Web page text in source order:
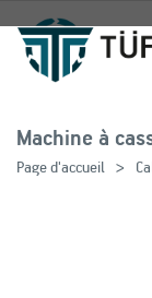
Machine à
Page d'accueil